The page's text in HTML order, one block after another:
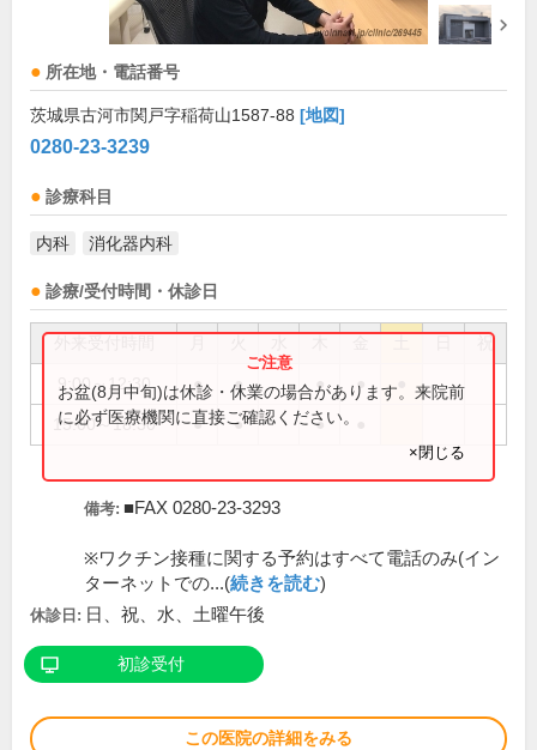
所在地・電話番号
茨城県古河市関戸字稲荷山1587-88 [地図]
0280-23-3239
診療科目
内科 消化器内科
診療/受付時間・休診日
祝
9:00～12:30 ● ● ● ●
15:00～18:30 ● ● ●
お盆(8月中旬)は休診・休業の場合があります。来院前
に必ず医療機関に直接ご確認ください。
×閉じる
備考: ■FAX 0280-23-3293
※ワクチン接種に関する予約はすべて電話のみ(イン
ターネットでの...(続きを読む)
休診日: 日、祝、水、土曜午後
初診受付
この医院の詳細をみる